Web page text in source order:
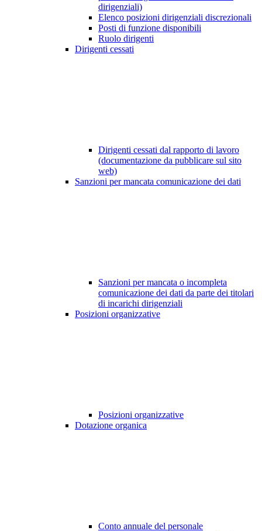
dirigenziali)
Elenco posizioni dirigenziali discrezionali
Posti di funzione disponibili
Ruolo dirigenti
Dirigenti cessati
Dirigenti cessati dal rapporto di lavoro
(documentazione da pubblicare sul sito
web)
Sanzioni per mancata comunicazione dei dati
Sanzioni per mancata o incompleta
comunicazione dei dati da parte dei titolari
di incarichi dirigenziali
Posizioni organizzative
Posizioni organizzative
Dotazione organica
Conto annuale del personale